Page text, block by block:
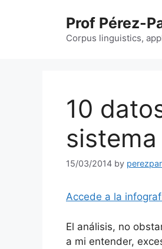
Prof Pérez-
Corpus linguistics,
10
15/03/2014 by
Accede a la
El análisis, no
a mi entender,